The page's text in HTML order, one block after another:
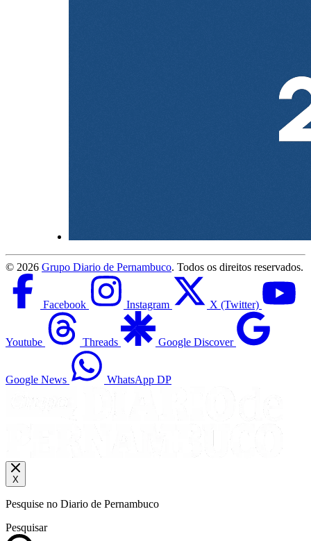
© 2026 Grupo Diario de Pernambuco. Todos os direitos reservados.
Facebook Instagram X (Twitter)
Youtube Threads Google Discover
Google News WhatsApp DP
X
Pesquise no Diario de Pernambuco
Pesquisar